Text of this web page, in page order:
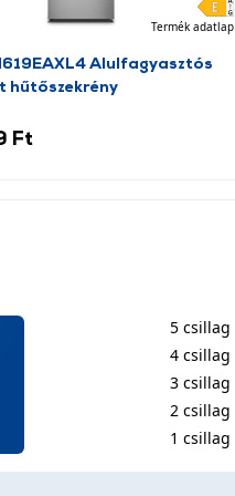
Termék adatlap
Alulfagyasztós
hűtőszekrény
Ft
5 csillag
4 csillag
3 csillag
2 csillag
1 csillag